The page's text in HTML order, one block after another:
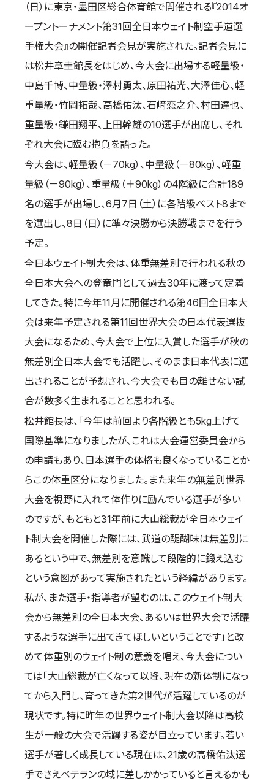
入門のご案内
青少年部・保護者の方へ
一般の部・壮年部の方
会員制度
取材のお申し込み
よくある質問
本サイトについて
プライバシーポリシー
サイトマップ
日本語
English
（日）に東京・墨田区総合体育館で開催される『2014オ
ープントーナメント第31回全日本ウェイト制空手道選
手権大会』の開催記者会見が実施された。記者会見に
は松井章圭館長をはじめ、今大会に出場する軽量級・
中島千博、中量級・澤村勇太、原田祐光、大澤佳心、軽
重量級・竹岡拓哉、高橋佑汰、石﨑恋之介、村田達也、
重量級・鎌田翔平、上田幹雄の10選手が出席し、それ
ぞれ大会に臨む抱負を語った。
今大会は、軽量級（－70kg）、中量級（－80kg）、軽重
量級（－90kg）、重量級（＋90kg）の4階級に合計189
名の選手が出場し、6月7日（土）に各階級ベスト8まで
を選出し、8日（日）に準々決勝から決勝戦までを行う
予定。
全日本ウェイト制大会は、体重無差別で行われる秋の
全日本大会への登竜門として過去30年に渡って定着
してきた。特に今年11月に開催される第46回全日本大
会は来年予定される第11回世界大会の日本代表選抜
大会になるため、今大会で上位に入賞した選手が秋の
無差別全日本大会でも活躍し、そのまま日本代表に選
出されることが予想され、今大会でも目の離せない試
合が数多く生まれることと思われる。
松井館長は、「今年は前回より各階級とも5kg上げて
国際基準になりましたが、これは大会運営委員会から
の申請もあり、日本選手の体格も良くなっていることか
らこの体重区分になりました。また来年の無差別世界
大会を視野に入れて体作りに励んでいる選手が多い
のですが、もともと31年前に大山総裁が全日本ウェイ
ト制大会を開催した際には、武道の醍醐味は無差別に
あるという中で、無差別を意識して段階的に鍛え込む
という意図があって実施されたという経緯があります。
私が、また選手・指導者が望むのは、このウェイト制大
会から無差別の全日本大会、あるいは世界大会で活躍
するような選手に出てきてほしいということです」と改
めて体重別のウェイト制の意義を唱え、今大会につい
ては「大山総裁が亡くなって以降、現在の新体制になっ
てから入門し、育ってきた第2世代が活躍しているのが
現状です。特に昨年の世界ウェイト制大会以降は高校
生が一般の大会で活躍する姿が目立っています。若い
選手が著しく成長している現在は、21歳の高橋佑汰選
手でさえベテランの域に差しかかっていると言えるかも